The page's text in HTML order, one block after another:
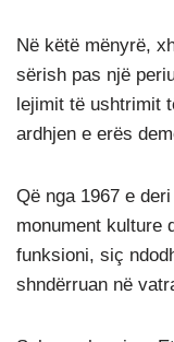
Në këtë mënyrë,
sërish pas një
lejimit të ushtrimit
ardhjen e erës
Që nga 1967 e
monument kulture
funksioni, siç
shndërruan në